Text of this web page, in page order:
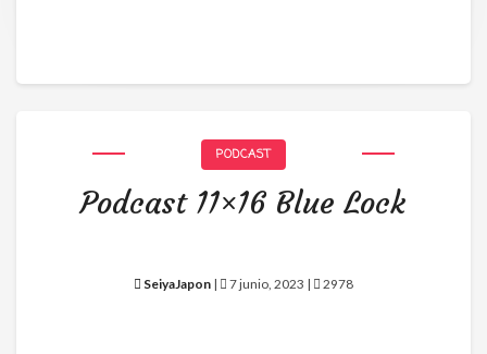
PODCAST
Podcast 11×16 Blue Lock
SeiyaJapon | 7 junio, 2023 | 2978